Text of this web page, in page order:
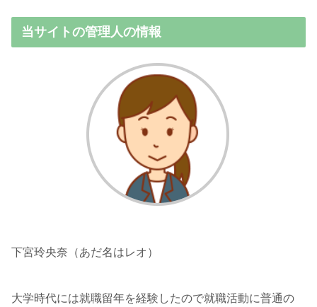
当サイトの管理人の情報
下宮玲央奈（あだ名はレオ）
大学時代には就職留年を経験したので就職活動に普通の